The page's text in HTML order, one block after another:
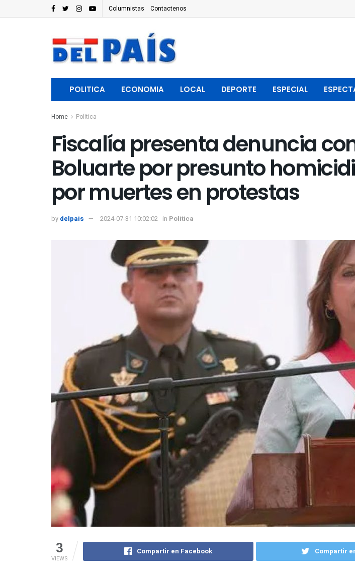
Columnistas Contactenos
POLITICA ECONOMIA LOCAL DEPORTE ESPECIAL
Home Politica
Fiscalía presenta denuncia
Boluarte por presunto
por muertes en protestas
by delpais 2024-07-31 10:02:02 in Politica
3
VIEWS
Compartir en Facebook Compartir